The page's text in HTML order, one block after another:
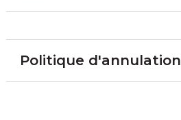
Politique d'annulation